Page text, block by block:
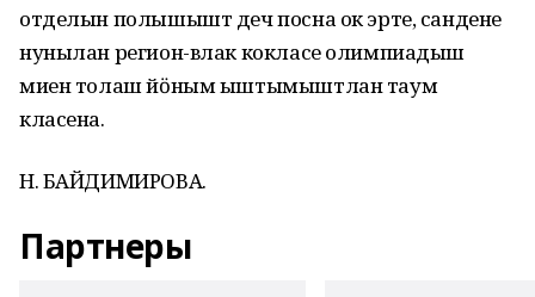
отделын полышышт деч посна ок эрте, сандене
нунылан регион-влак кокласе олимпиадыш
миен толаш йӧным ыштымыштлан таум
класена.
Н. БАЙДИМИРОВА.
Партнеры